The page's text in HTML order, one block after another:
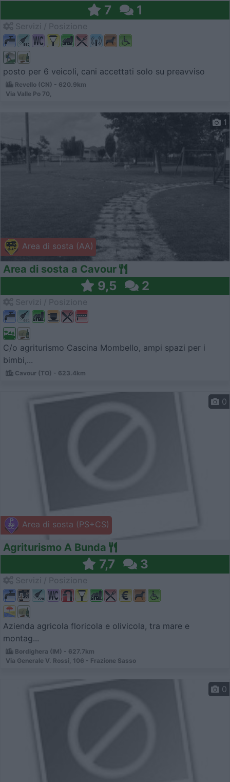
7 1
posto per 6 veicoli, cani accettati solo su preavviso
Revello (CN) - 620.9km
Via Valle Po 70,
Area di sosta (AA)
1
Area di sosta a Cavour
9,5 2
C/o agriturismo Cascina Mombello, ampi spazi per i
bimbi,...
Cavour (TO) - 623.4km
Area di sosta (PS+CS)
0
Agriturismo A Bunda
7,7 3
Azienda agricola floricola e olivicola, tra mare e
montag...
Bordighera (IM) - 627.7km
Via Generale V. Rossi, 106 - Frazione Sasso
0